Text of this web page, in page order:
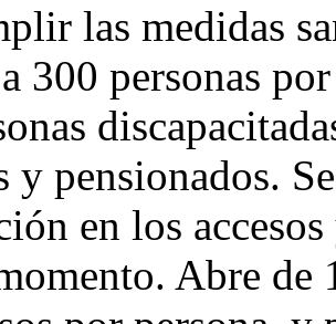
las medidas
300 personas
y pensionados.
en los
Abre de